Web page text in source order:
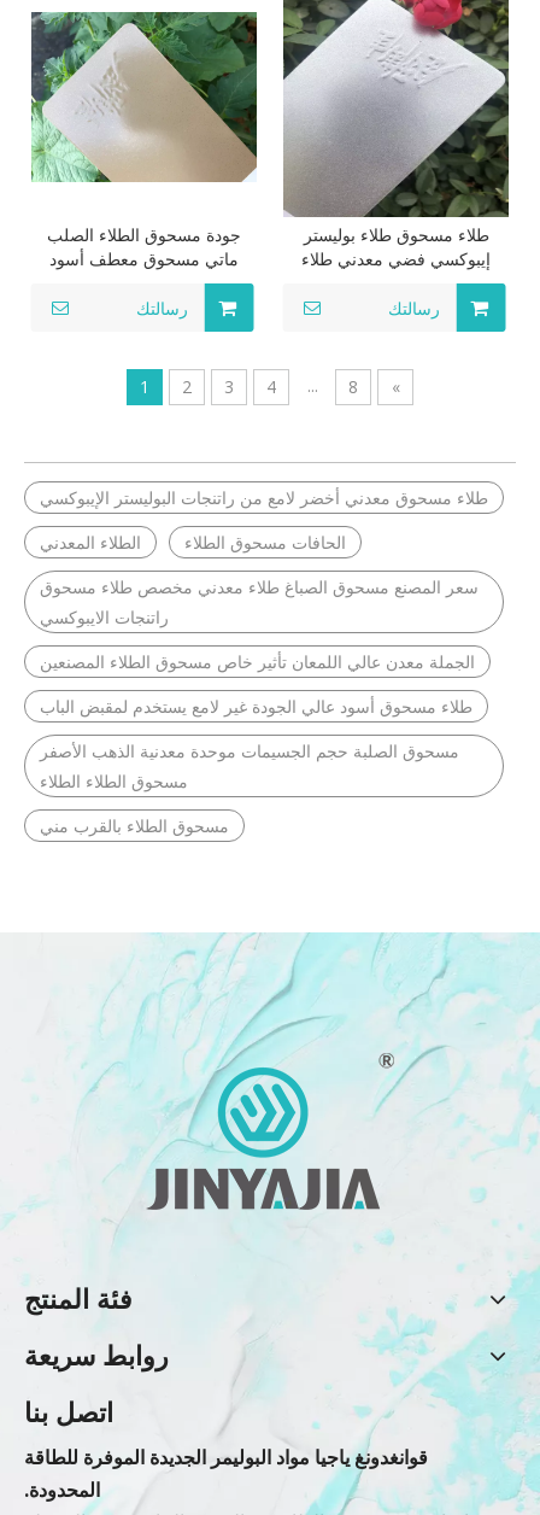
طلاء مسحوق طلاء بوليستر
إيبوكسي فضي معدني طلاء
مسحوق بلاستيك كهرباء خارجي
معدني
رسالتك
جودة مسحوق الطلاء الصلب
ماتي مسحوق معطف أسود
للزينة المعدنية الحلي معطف
مسحوق المطرقة
رسالتك
1 2 3 4 ... 8 »
طلاء مسحوق معدني أخضر لامع من راتنجات البوليستر الإيبوكسي
الطلاء المعدني
الحافات مسحوق الطلاء
سعر المصنع مسحوق الصباغ طلاء معدني مخصص طلاء مسحوق
راتنجات الايبوكسي
الجملة معدن عالي اللمعان تأثير خاص مسحوق الطلاء المصنعين
طلاء مسحوق أسود عالي الجودة غير لامع يستخدم لمقبض الباب
مسحوق الصلبة حجم الجسيمات موحدة معدنية الذهب الأصفر
مسحوق الطلاء الطلاء
مسحوق الطلاء بالقرب مني
فئة المنتج
روابط سريعة
اتصل بنا
قوانغدونغ ياجيا مواد البوليمر الجديدة الموفرة للطاقة
المحدودة.